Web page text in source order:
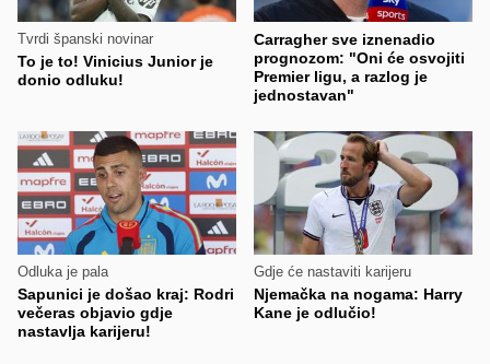
Tvrdi španski novinar
To je to! Vinicius Junior je
donio odluku!
Carragher sve iznenadio
prognozom: "Oni će osvojiti
Premier ligu, a razlog je
jednostavan"
Odluka je pala
Sapunici je došao kraj: Rodri
večeras objavio gdje
nastavlja karijeru!
Gdje će nastaviti karijeru
Njemačka na nogama: Harry
Kane je odlučio!